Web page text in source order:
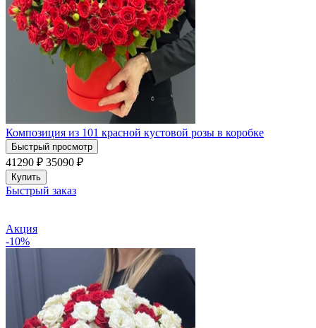
Композиция из 101 красной кустовой розы в коробке
Быстрый просмотр
41290 ₽ 35090 ₽
Купить
Быстрый заказ
Акция
-10%